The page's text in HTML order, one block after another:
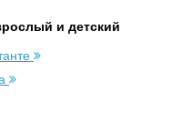
и детский